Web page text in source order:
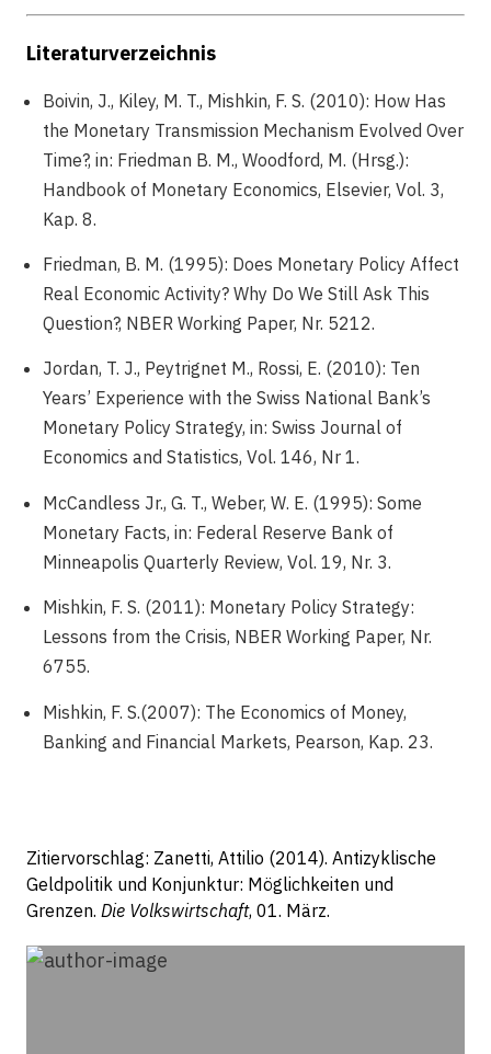
Literaturverzeichnis
Boivin, J., Kiley, M. T., Mishkin, F. S. (2010): How Has
the Monetary Transmission Mechanism Evolved Over
Time?, in: Friedman B. M., Woodford, M. (Hrsg.):
Handbook of Monetary Economics, Elsevier, Vol. 3,
Kap. 8.
Friedman, B. M. (1995): Does Monetary Policy Affect
Real Economic Activity? Why Do We Still Ask This
Question?, NBER Working Paper, Nr. 5212.
Jordan, T. J., Peytrignet M., Rossi, E. (2010): Ten
Years’ Experience with the Swiss National Bank’s
Monetary Policy Strategy, in: Swiss Journal of
Economics and Statistics, Vol. 146, Nr 1.
McCandless Jr., G. T., Weber, W. E. (1995): Some
Monetary Facts, in: Federal Reserve Bank of
Minneapolis Quarterly Review, Vol. 19, Nr. 3.
Mishkin, F. S. (2011): Monetary Policy Strategy:
Lessons from the Crisis, NBER Working Paper, Nr.
6755.
Mishkin, F. S.(2007): The Economics of Money,
Banking and Financial Markets, Pearson, Kap. 23.
Zitiervorschlag: Zanetti, Attilio (2014). Antizyklische
Geldpolitik und Konjunktur: Möglichkeiten und
Grenzen. Die Volkswirtschaft, 01. März.